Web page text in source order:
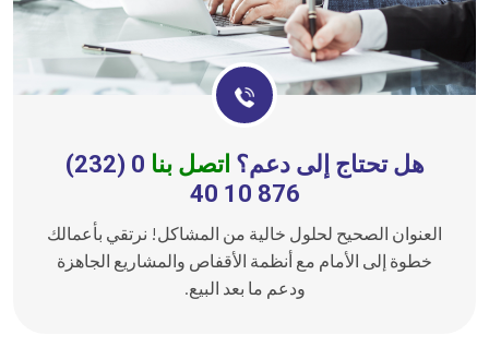
هل تحتاج إلى دعم؟ اتصل بنا
0 (232)
876 10 40
العنوان الصحيح لحلول خالية من المشاكل! نرتقي بأعمالك
خطوة إلى الأمام مع أنظمة الأقفاص والمشاريع الجاهزة
ودعم ما بعد البيع.